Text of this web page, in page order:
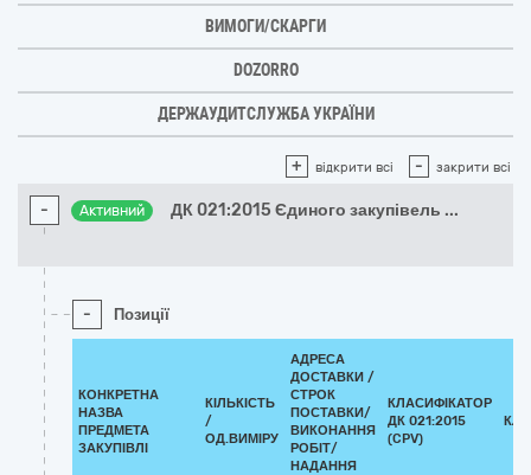
ВИМОГИ/СКАРГИ
DOZORRO
ДЕРЖАУДИТСЛУЖБА УКРАЇНИ
+ відкрити всі - закрити всі
- Активний ДК 021:2015 Єдиного закупівель ...
- Позиції
КОНКРЕТНА
НАЗВА
ПРЕДМЕТА
ЗАКУПІВЛІ
КІЛЬКІСТЬ
/
ОД.ВИМІРУ
АДРЕСА
ДОСТАВКИ /
СТРОК
ПОСТАВКИ/
ВИКОНАННЯ
РОБІТ/
НАДАННЯ
КЛАСИФІКАТОР
ДК 021:2015
(CPV)